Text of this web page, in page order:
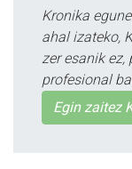
Kronika
ahal izateko,
zer esanik
profesional
Egin zaitez